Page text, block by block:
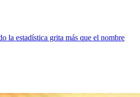
la estadística grita más que el nombre